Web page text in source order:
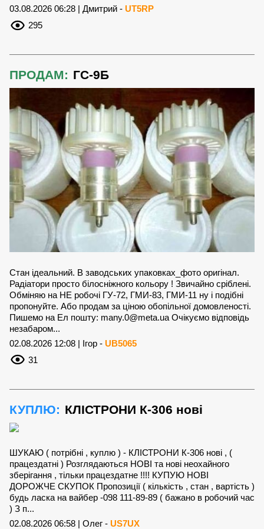
03.08.2026 06:28 | Дмитрий - UT5RP
295
ПРОДАМ: ГС-9Б
Стан ідеальний. В заводських упаковках_фото оригінал.
Радіатори просто білосніжного кольору ! Звичайно сріблені.
Обміняю на НЕ робочі ГУ-72, ГМИ-83, ГМИ-11 ну і подібні
пропонуйте. Або продам за ціною обопільної домовленості.
Пишемо на Ел пошту: many.0@meta.ua Очікуємо відповідь
незабаром...
02.08.2026 12:08 | Ігор - UB5065
31
КУПЛЮ: КЛІСТРОНИ К-306 нові
ШУКАЮ ( потрібні , куплю ) - КЛІСТРОНИ К-306 нові , (
працездатні ) Розглядаються НОВІ та нові неохайного
зберігання , тільки працездатне !!!! КУПУЮ НОВІ
ДОРОЖЧЕ СКУПОК Пропозиції ( кількість , стан , вартість )
будь ласка на вайбер -098 111-89-89 ( бажано в робочий час
) З п...
02.08.2026 06:58 | Олег - US7UX